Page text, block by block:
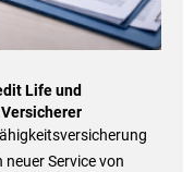
Life und
Service von